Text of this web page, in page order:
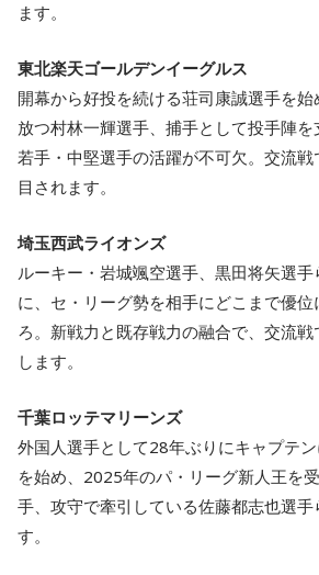
ます。
東北楽天ゴールデンイーグルス
開幕から好投を続ける荘司康誠選手を
放つ村林一輝選手、捕手として投手陣
若手・中堅選手の活躍が不可欠。交流
目されます。
埼玉西武ライオンズ
ルーキー・岩城颯空選手、黒田将矢選
に、セ・リーグ勢を相手にどこまで優位
ろ。新戦力と既存戦力の融合で、交流
します。
千葉ロッテマリーンズ
外国人選手として28年ぶりにキャプテ
を始め、2025年のパ・リーグ新人王を
手、攻守で牽引している佐藤都志也選手
す。